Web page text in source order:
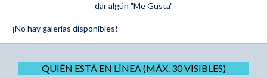
dar algún "Me Gusta"
¡No hay galerías disponibles!
QUIÉN ESTÁ EN LÍNEA (MÁX. 30 VISIBLES)